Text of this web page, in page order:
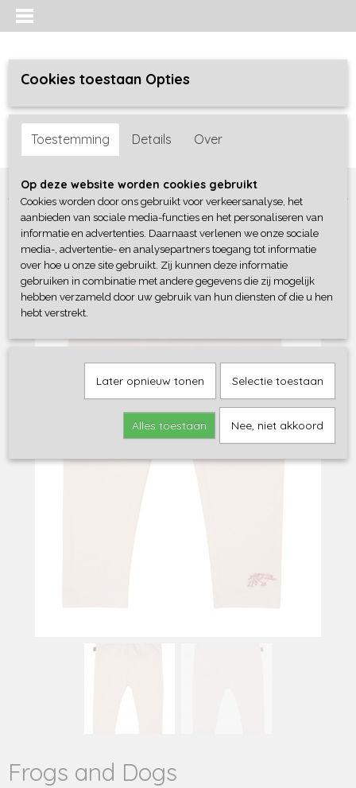
Inloggen Registreren
Home >Meisjes baby>broeken / leggings>Frogs and Dogs
Frogs and Dogs
Cookies toestaan Opties
Toestemming Details Over
Op deze website worden cookies gebruikt
Cookies worden door ons gebruikt voor verkeersanalyse, het
aanbieden van sociale media-functies en het personaliseren van
informatie en advertenties. Daarnaast verlenen we onze sociale
media-, advertentie- en analysepartners toegang tot informatie
over hoe u onze site gebruikt. Zij kunnen deze informatie
gebruiken in combinatie met andere gegevens die zij mogelijk
hebben verzameld door uw gebruik van hun diensten of die u hen
hebt verstrekt.
Later opnieuw tonen Selectie toestaan
Alles toestaan Nee, niet akkoord